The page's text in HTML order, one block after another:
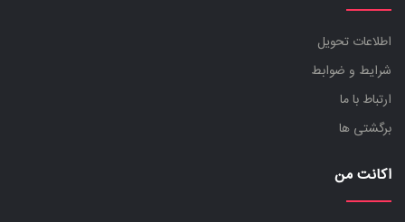
اطلاعات تحویل
شرایط و ضوابط
ارتباط با ما
برگشتی ها
اکانت من